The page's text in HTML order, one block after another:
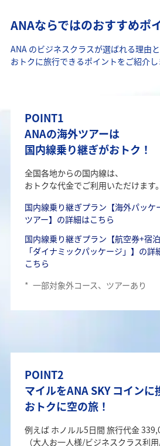
ANAならではのおすすめポ
ANA のビジネスクラスが選ばれる理由
おトクに旅行できるポイントをご紹介し
POINT1
ANAの海外ツアーは
国内線乗り継ぎがおトク！
全国各地からの国内線は、
おトクな代金でご利用いただけます。
国内線乗り継ぎプラン【海外パッケ
ツアー】の詳細はこちら
国内線乗り継ぎプラン【航空券+宿泊
「ダイナミックパッケージ」】の詳
こちら
* 一部対象外コース、ツアーあり
POINT2
マイルをANA SKY コインに
おトクに空の旅！
例えば ホノルル5日間 旅行代金
（大人お一人様/ビジネスクラス利